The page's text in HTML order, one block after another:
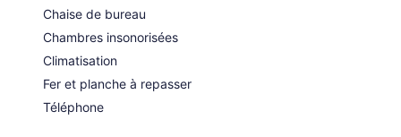
Chaise de bureau
Chambres insonorisées
Climatisation
Fer et planche à repasser
Téléphone